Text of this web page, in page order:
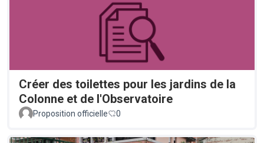
Créer des toilettes pour les jardins de la
Colonne et de l'Observatoire
Proposition officielle 0